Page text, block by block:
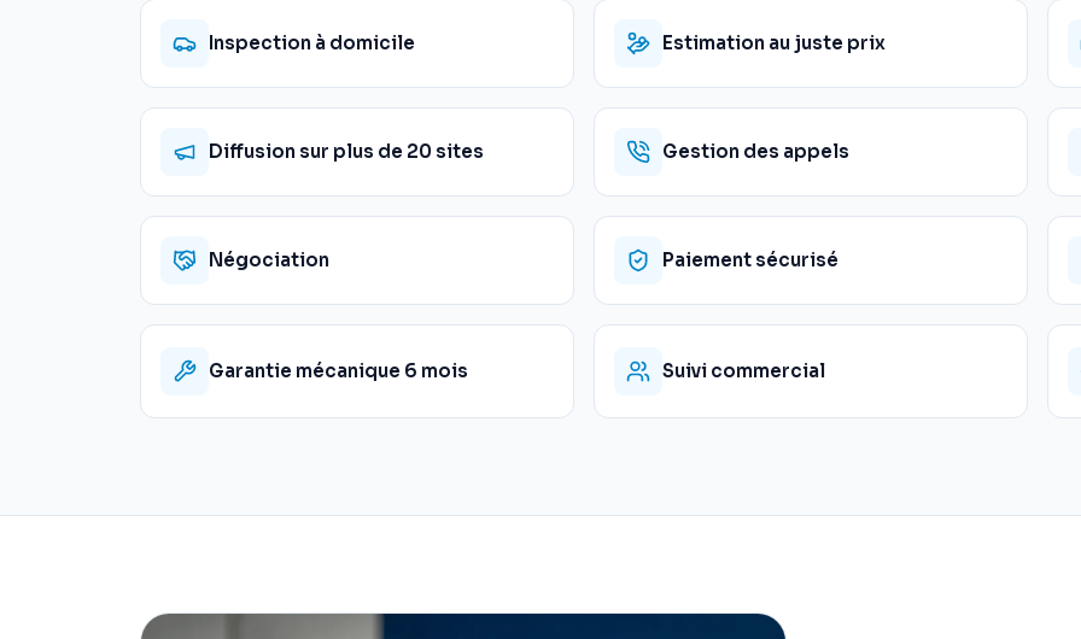
Inspection à domicile Estimation au juste prix
Diffusion sur plus de 20 sites Gestion des appels
Négociation Paiement sécurisé
Garantie mécanique 6 mois Suivi commercial